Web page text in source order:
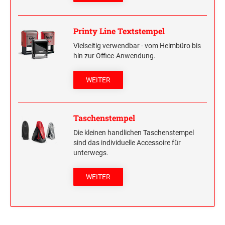
SONSTIGE CLASSIC LINE HANDSTEMPEL
CLASSIC LINE DATUMSTEMPEL +
WORTBANDDREHSTEMPEL
HOLZRUNDSTEMPEL BIS 55 MM
STEMPELTRÄGER
Printy Line Textstempel
Vielseitig verwendbar - vom Heimbüro bis
hin zur Office-Anwendung.
WEITER
Taschenstempel
Die kleinen handlichen Taschenstempel
sind das individuelle Accessoire für
unterwegs.
WEITER